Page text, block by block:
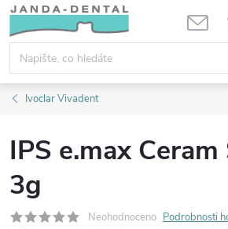
Přejít
obsah
Ivoclar Vivadent
IPS e.max
3g
Neohodnoceno Podrobnosti